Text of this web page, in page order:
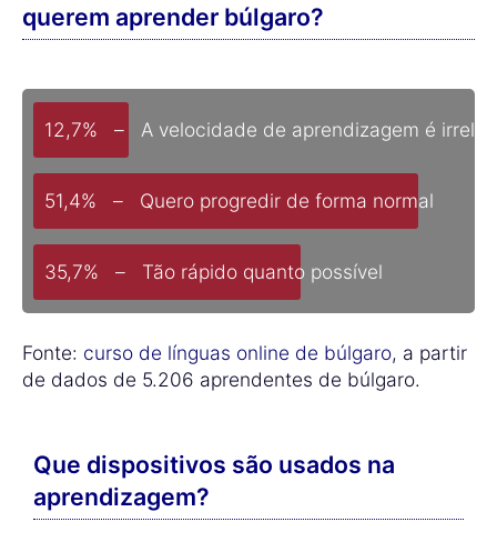
querem aprender búlgaro?
12,7% – A velocidade de aprendizagem é
51,4% – Quero progredir de forma normal
35,7% – Tão rápido quanto possível
Fonte: curso de línguas online de búlgaro, a partir
de dados de 5.206 aprendentes de búlgaro.
Que dispositivos são usados na
aprendizagem?